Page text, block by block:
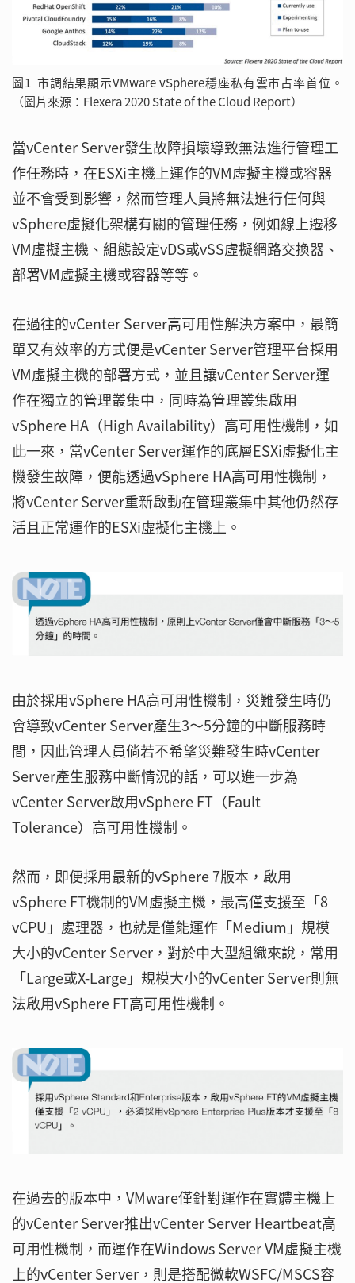
圖1 市調結果顯示VMware vSphere穩座私有雲市占率首位。
（圖片來源：Flexera 2020 State of the Cloud Report）
當vCenter Server發生故障損壞導致無法進行管理工
作任務時，在ESXi主機上運作的VM虛擬主機或容器
並不會受到影響，然而管理人員將無法進行任何與
vSphere虛擬化架構有關的管理任務，例如線上遷移
VM虛擬主機、組態設定vDS或vSS虛擬網路交換器、
部署VM虛擬主機或容器等等。
在過往的vCenter Server高可用性解決方案中，最簡
單又有效率的方式便是vCenter Server管理平台採用
VM虛擬主機的部署方式，並且讓vCenter Server運
作在獨立的管理叢集中，同時為管理叢集啟用
vSphere HA（High Availability）高可用性機制，如
此一來，當vCenter Server運作的底層ESXi虛擬化主
機發生故障，便能透過vSphere HA高可用性機制，
將vCenter Server重新啟動在管理叢集中其他仍然存
活且正常運作的ESXi虛擬化主機上。
由於採用vSphere HA高可用性機制，災難發生時仍
會導致vCenter Server產生3～5分鐘的中斷服務時
間，因此管理人員倘若不希望災難發生時vCenter
Server產生服務中斷情況的話，可以進一步為
vCenter Server啟用vSphere FT（Fault
Tolerance）高可用性機制。
然而，即便採用最新的vSphere 7版本，啟用
vSphere FT機制的VM虛擬主機，最高僅支援至「8
vCPU」處理器，也就是僅能運作「Medium」規模
大小的vCenter Server，對於中大型組織來說，常用
「Large或X-Large」規模大小的vCenter Server則無
法啟用vSphere FT高可用性機制。
在過去的版本中，VMware僅針對運作在實體主機上
的vCenter Server推出vCenter Server Heartbeat高
可用性機制，而運作在Windows Server VM虛擬主機
上的vCenter Server，則是搭配微軟WSFC/MSCS容